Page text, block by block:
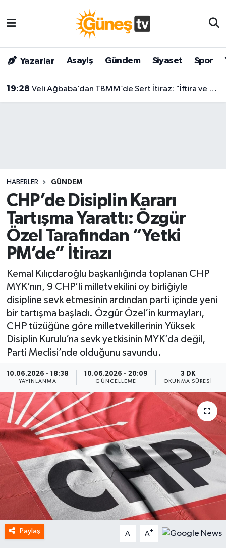
Yazarlar Asayiş Gündem Siyaset Spor
19:28 Veli Ağbaba’dan TBMM’de Sert İtiraz: "İftira ve Kirli Saldırıyla Karşı Karşıyayız!"
HABERLER GÜNDEM
CHP’de Disiplin Kararı
Tartışma Yarattı: Özgür
Özel Tarafından “Yetki
PM’de” İtirazı
Kemal Kılıçdaroğlu başkanlığında toplanan CHP
MYK’nın, 9 CHP’li milletvekilini oy birliğiyle
disipline sevk etmesinin ardından parti içinde yeni
bir tartışma başladı. Özgür Özel’in kurmayları,
CHP tüzüğüne göre milletvekillerinin Yüksek
Disiplin Kurulu’na sevk yetkisinin MYK’da değil,
Parti Meclisi’nde olduğunu savundu.
10.06.2026 - 18:38
YAYINLANMA
10.06.2026 - 20:09
GÜNCELLEME
3 DK
OKUNMA SÜRESI
Paylaş A- A+
Bilim & Teknoloji
Dünya
Magazin
Siyaset
Spor
Yaşam
Malatya Nöbetçi Eczaneler
Malatya Hava Durumu
Malatya Namaz Vakitleri
Son Dakika Haberleri
Haber Arşivi